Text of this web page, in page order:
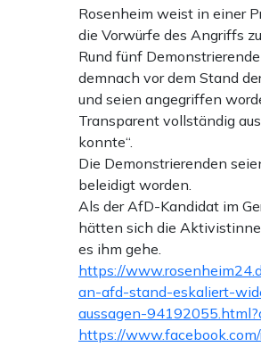
Rosenheim weist in einer
die Vorwürfe des Angriffs
Rund fünf
demnach vor dem Stand
und seien angegriffen
Transparent vollständig
konnte“.
Die Demonstrierenden
beleidigt worden.
Als der AfD-Kandidat im
hätten sich die
es ihm gehe.
https://
an-afd-stand-eskaliert-
aussagen-
https://